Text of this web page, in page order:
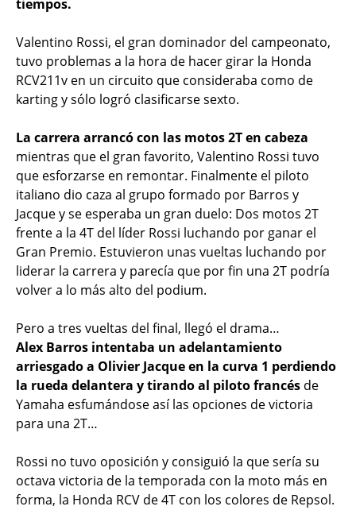
tiempos.
Valentino Rossi, el gran dominador del campeonato,
tuvo problemas a la hora de hacer girar la Honda
RCV211v en un circuito que consideraba como de
karting y sólo logró clasificarse sexto.
La carrera arrancó con las motos 2T en cabeza
mientras que el gran favorito, Valentino Rossi tuvo
que esforzarse en remontar. Finalmente el piloto
italiano dio caza al grupo formado por Barros y
Jacque y se esperaba un gran duelo: Dos motos 2T
frente a la 4T del líder Rossi luchando por ganar el
Gran Premio. Estuvieron unas vueltas luchando por
liderar la carrera y parecía que por fin una 2T podría
volver a lo más alto del podium.
Pero a tres vueltas del final, llegó el drama…
Alex Barros intentaba un adelantamiento
arriesgado a Olivier Jacque en la curva 1 perdiendo
la rueda delantera y tirando al piloto francés de
Yamaha esfumándose así las opciones de victoria
para una 2T…
Rossi no tuvo oposición y consiguió la que sería su
octava victoria de la temporada con la moto más en
forma, la Honda RCV de 4T con los colores de Repsol.